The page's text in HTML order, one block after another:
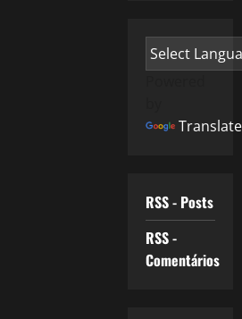
Translate
RSS - Posts
RSS -
Comentários